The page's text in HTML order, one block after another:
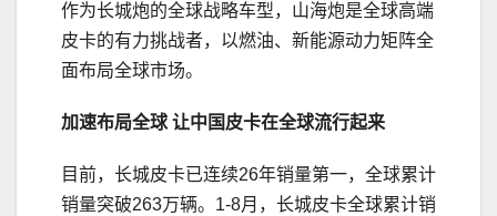
作为长城炮的全球战略车型，山海炮是全球高端
皮卡的有力挑战者，以燃油、新能源动力矩阵全
面布局全球市场。
加速布局全球 让中国皮卡在全球流行起来
目前，长城皮卡已连续26年销量第一，全球累计
销量突破263万辆。1-8月，长城皮卡全球累计销